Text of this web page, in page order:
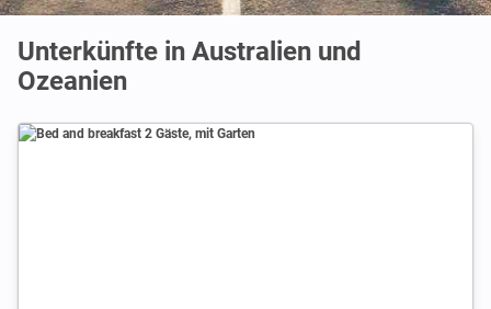
Unterkünfte in Australien und
Ozeanien